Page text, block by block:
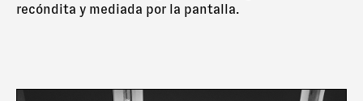
recóndita y mediada por la pantalla.